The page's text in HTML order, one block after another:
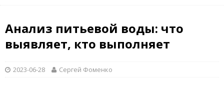
Анализ питьевой воды: что
выявляет, кто выполняет
2023-06-28 Сергей Фоменко